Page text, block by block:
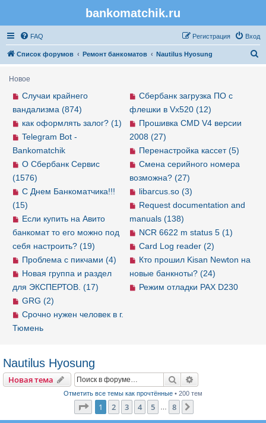
bankomatchik.ru
FAQ Вход
Регистрация
Список форумов Ремонт банкоматов Nautilus Hyosung
Новое
Сбербанк загрузка ПО с
флешки в Vx520 (12)
Прошивка CMD V4 версии
2008 (27)
Перенастройка кассет (5)
Смена серийного номера
возможна? (27)
libarcus.so (3)
Request documentation and
manuals (138)
NCR 6622 m status 5 (1)
Card Log reader (2)
Кто прошил Kisan Newton на
новые банкноты? (24)
Режим отладки PAX D230
Случаи крайнего
вандализма (874)
как оформлять залог? (1)
Telegram Bot -
Bankomatchik
О Сбербанк Сервис
(1576)
С Днем Банкоматчика!!!
(15)
Если купить на Авито
банкомат то его можно под
себя настроить? (19)
Проблема с пикчами (4)
Новая группа и раздел
для ЭКСПЕРТОВ. (17)
GRG (2)
Срочно нужен человек в г.
Тюмень
Nautilus Hyosung
Новая тема
Новаятема Поиск
Отметить все темы как прочтённые • 200 тем
Страница из
1 2 3 4 5 8